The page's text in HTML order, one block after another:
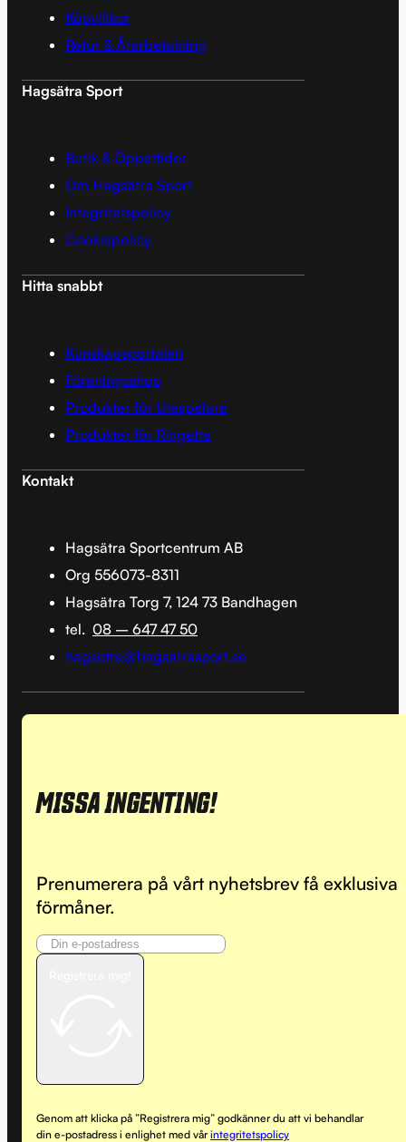
Köpvillkor
Retur & Återbetalning
Hagsätra Sport
Butik & Öppettider
Om Hagsätra Sport
Integritetspolicy
Cookiepolicy
Hitta snabbt
Kunskapsportalen
Föreningsshop
Produkter för Utespelare
Produkter för Ringette
Kontakt
Hagsätra Sportcentrum AB
Org 556073-8311
Hagsätra Torg 7, 124 73 Bandhagen
tel. 08 – 647 47 50
hagsatra@hagsatrasport.se
MISSA INGENTING!
Prenumerera på vårt nyhetsbrev få exklusiva
förmåner.
Genom att klicka på ”Registrera mig” godkänner du att vi behandlar
din e-postadress i enlighet med vårintegritetspolicy